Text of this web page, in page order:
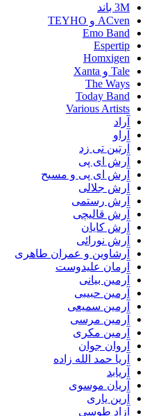
3M باند
ACven و TEYHO
Emo Band
Espertip
Homxigen
Tale و Xanta
The Ways
Today Band
Various Artists
آراد
آراو
آرتین تی زد
آرش ای پی
آرش ای پی و مسیح
آرش جلالی
آرش رستمی
آرش قالیچی
آرش کایان
آرش نورائی
آرشاوین و عمران طاهری
آرمان علیدوست
آرمین بیانی
آرمین حبیبی
آرمین سمیعی
آرمین مرسی
آرمین مکری
آروان جوان
آریا حمد الله زاده
آریابد
آریان موسوی
آرین یاری
آزاد طوسی